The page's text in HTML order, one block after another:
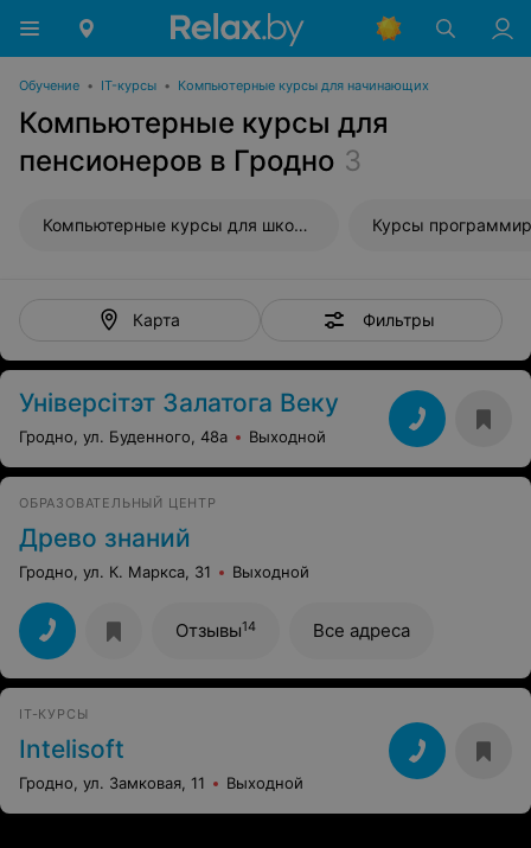
Обучение • IT-курсы • Компьютерные курсы для начинающих
Компьютерные курсы для
пенсионеров в Гродно 3
Компьютерные курсы для школьников
Карта Фильтры
Універсітэт Залатога Веку
Гродно, ул. Буденного, 48а Выходной
ОБРАЗОВАТЕЛЬНЫЙ ЦЕНТР
Древо знаний
Гродно, ул. К. Маркса, 31 Выходной
Отзывы14 Все адреса
IT-КУРСЫ
Intelisoft
Гродно, ул. Замковая, 11 Выходной